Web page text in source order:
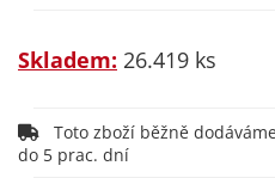
Skladem: 26.419 ks
Toto zboží běžně
do 5 prac. dní